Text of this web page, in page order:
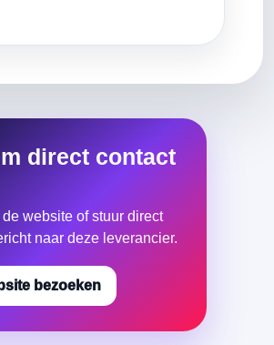
direct contact
website of stuur direct
naar deze leverancier.
bezoeken